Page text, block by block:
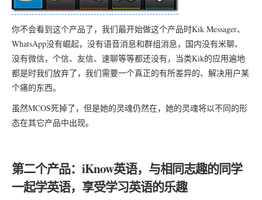
你不会看到这个产品了，我们最开始做这个产品时Kik Messager、
WhatsApp没有崛起，没有语音消息和群组消息，国内没有米聊、
没有微信，个信、友信、速聊等等都还没有，当类Kik的应用遍地
都是时我们放弃了，我们需要一个真正的有所差异的、解决用户某
个痛的东西。
虽然MCOS死掉了，但是她的灵魂仍然在，她的灵魂将以不同的形
态在其它产品中出现。
第二个产品：iKnow英语，与相同志趣的同学
一起学英语，享受学习英语的乐趣